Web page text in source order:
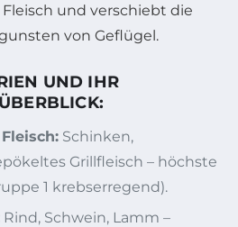
und verschiebt die
von Geflügel.
UND IHR
Schinken,
Grillfleisch – höchste
1 krebserregend).
Rind, Schwein, Lamm –